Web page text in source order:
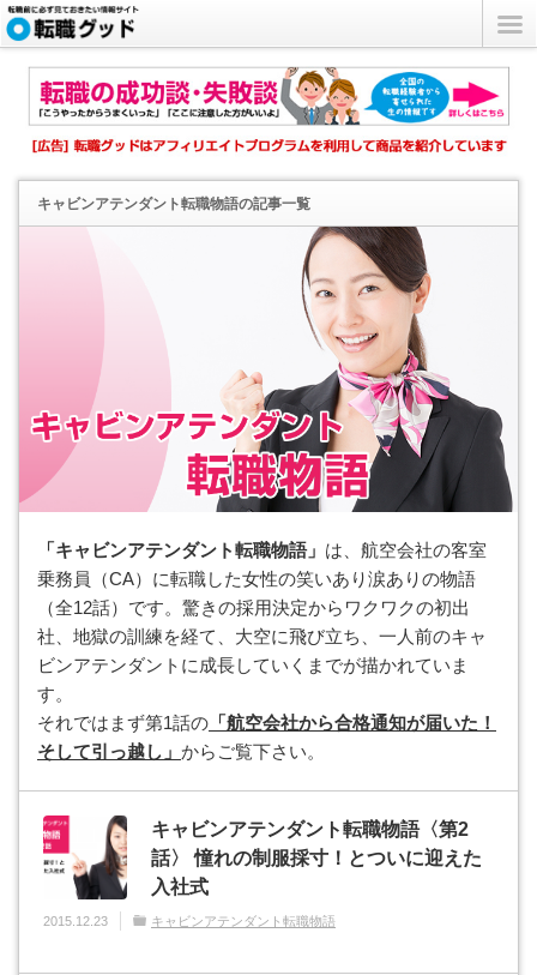
キャビンアテンダント転職物語の記事一覧
「キャビンアテンダント転職物語」 は、航空会社の客室
乗務員（CA）に転職した女性の笑いあり涙ありの物語
（全12話）です。驚きの採用決定からワクワクの初出
社、地獄の訓練を経て、大空に飛び立ち、一人前のキャ
ビンアテンダントに成長していくまでが描かれていま
す。
それではまず第1話の 「航空会社から合格通知が届いた！
そして引っ越し」 からご覧下さい。
キャビンアテンダント転職物語〈第2
話〉 憧れの制服採寸！とついに迎えた
入社式
2015.12.23 キャビンアテンダント転職物語